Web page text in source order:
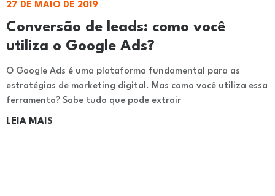
Conversão de leads: como você
utiliza o Google Ads?
27 DE MAIO DE 2019
O Google Ads é uma plataforma fundamental para as
estratégias de marketing digital. Mas como você utiliza essa
ferramenta? Sabe tudo que pode extrair
LEIA MAIS